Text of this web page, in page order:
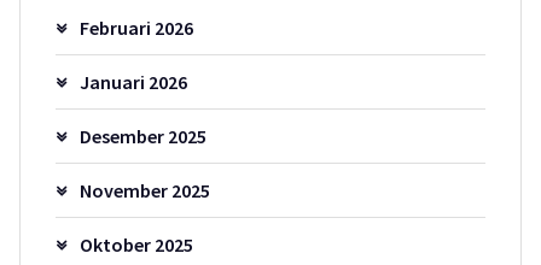
Februari 2026
Januari 2026
Desember 2025
November 2025
Oktober 2025